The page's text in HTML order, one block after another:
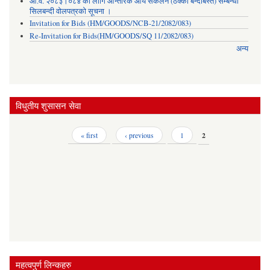
सिलबन्दी वोलपत्रको सूचना ।
Invitation for Bids (HM/GOODS/NCB-21/2082/083)
Re-Invitation for Bids(HM/GOODS/SQ 11/2082/083)
अन्य
विधुतीय शुसासन सेवा
« first ‹ previous 1 2
महत्वपुर्ण लिन्कहरु